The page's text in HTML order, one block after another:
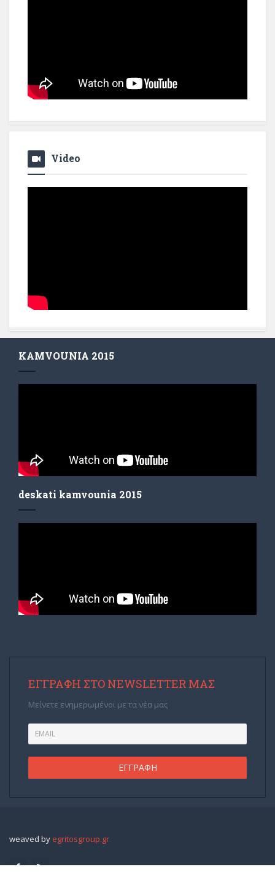
Video
KAMVOUNIA 2015
deskati kamvounia 2015
ΕΓΓΡΑΦΉ ΣΤΟ NEWSLETTER ΜΑΣ
Μείνετε ενημερωμένοι με τα νέα μας
weaved by egritosgroup.gr